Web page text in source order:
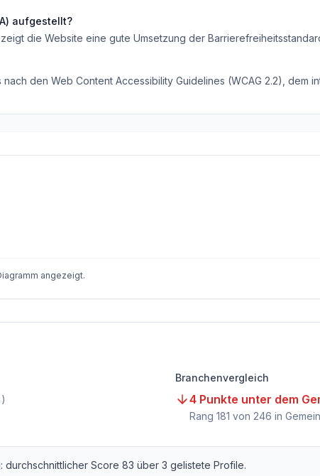
aufgestellt?
zeigt die Website eine gute Umsetzung der
den Web Content Accessibility Guidelines (WCAG 2.2), dem
angezeigt.
Branchenvergleich
4 Punkte unter dem
Rang 181 von 246 in
: durchschnittlicher Score 83 über 3 gelistete Profile.